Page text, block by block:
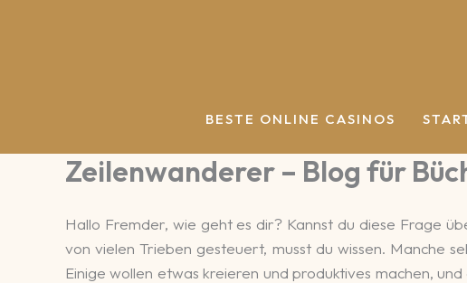
BESTE ONLINE CASINOS
Zeilenwanderer – Blog für
Hallo Fremder, wie geht es dir? Kannst du diese Frage
von vielen Trieben gesteuert, musst du wissen. Manche
Einige wollen etwas kreieren und produktives machen,